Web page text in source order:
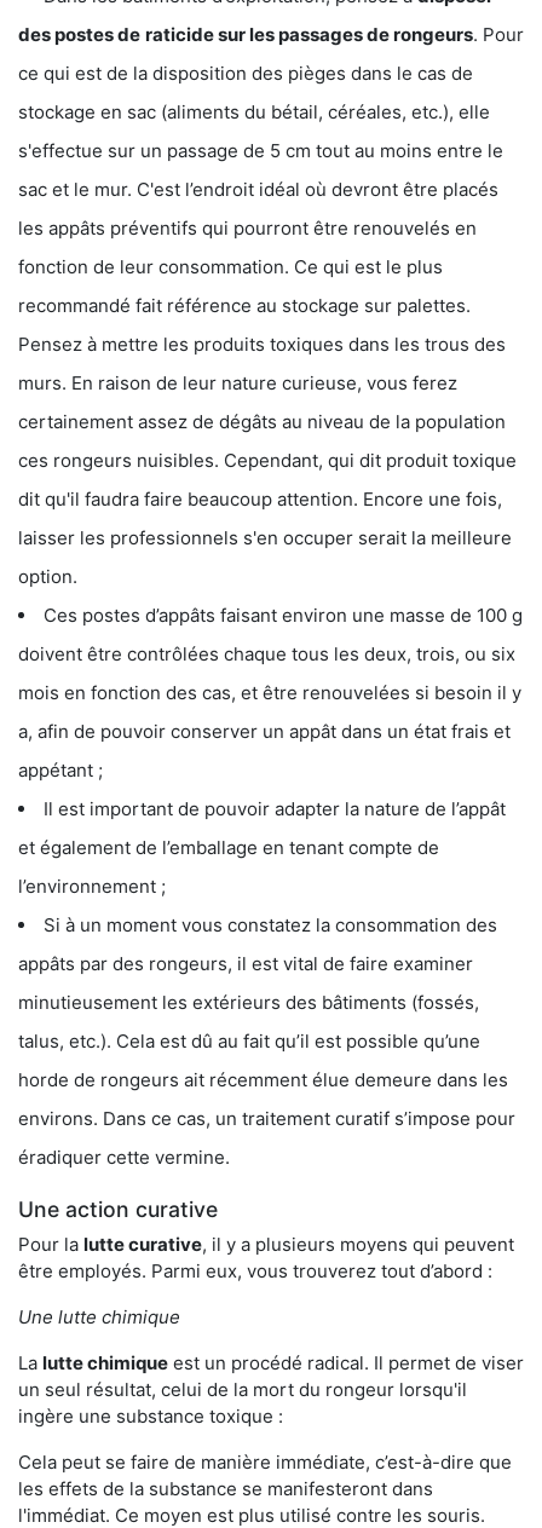
des postes de raticide sur les passages de rongeurs. Pour
ce qui est de la disposition des pièges dans le cas de
stockage en sac (aliments du bétail, céréales, etc.), elle
s'effectue sur un passage de 5 cm tout au moins entre le
sac et le mur. C'est l’endroit idéal où devront être placés
les appâts préventifs qui pourront être renouvelés en
fonction de leur consommation. Ce qui est le plus
recommandé fait référence au stockage sur palettes.
Pensez à mettre les produits toxiques dans les trous des
murs. En raison de leur nature curieuse, vous ferez
certainement assez de dégâts au niveau de la population
ces rongeurs nuisibles. Cependant, qui dit produit toxique
dit qu'il faudra faire beaucoup attention. Encore une fois,
laisser les professionnels s'en occuper serait la meilleure
option.
Ces postes d’appâts faisant environ une masse de 100 g
doivent être contrôlées chaque tous les deux, trois, ou six
mois en fonction des cas, et être renouvelées si besoin il y
a, afin de pouvoir conserver un appât dans un état frais et
appétant ;
Il est important de pouvoir adapter la nature de l’appât
et également de l’emballage en tenant compte de
l’environnement ;
Si à un moment vous constatez la consommation des
appâts par des rongeurs, il est vital de faire examiner
minutieusement les extérieurs des bâtiments (fossés,
talus, etc.). Cela est dû au fait qu’il est possible qu’une
horde de rongeurs ait récemment élue demeure dans les
environs. Dans ce cas, un traitement curatif s’impose pour
éradiquer cette vermine.
Une action curative
Pour la lutte curative, il y a plusieurs moyens qui peuvent
être employés. Parmi eux, vous trouverez tout d’abord :
Une lutte chimique
La lutte chimique est un procédé radical. Il permet de viser
un seul résultat, celui de la mort du rongeur lorsqu'il
ingère une substance toxique :
Cela peut se faire de manière immédiate, c’est-à-dire que
les effets de la substance se manifesteront dans
l'immédiat. Ce moyen est plus utilisé contre les souris.